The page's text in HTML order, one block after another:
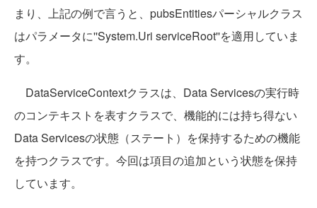
まり、上記の例で言うと、pubsEntitiesパーシャルクラス
はパラメータに''System.Uri serviceRoot''を適用していま
す。
DataServiceContextクラスは、Data Servicesの実行時
のコンテキストを表すクラスで、機能的には持ち得ない
Data Servicesの状態（ステート）を保持するための機能
を持つクラスです。今回は項目の追加という状態を保持
しています。